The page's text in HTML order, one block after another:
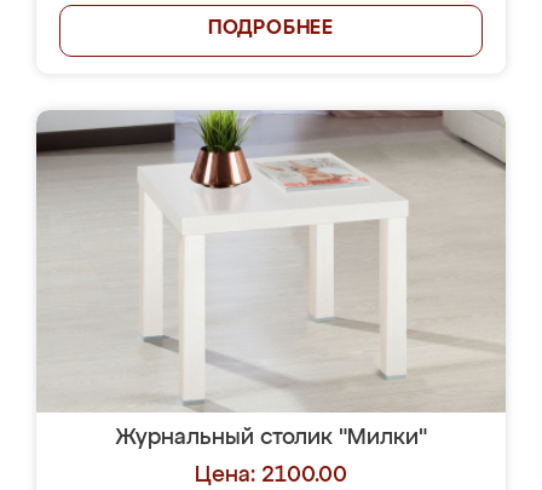
ПОДРОБНЕЕ
Журнальный столик "Милки"
Цена: 2100.00